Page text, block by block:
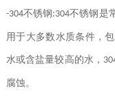
-304不锈钢 :304不锈钢是
用于大多数水质条件，
水或含盐量较高的水，
腐蚀。